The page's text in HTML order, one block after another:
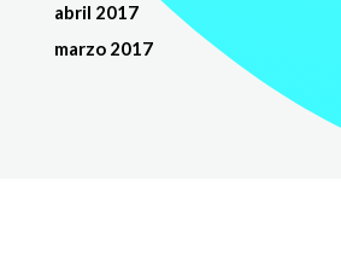
abril 2017
marzo 2017